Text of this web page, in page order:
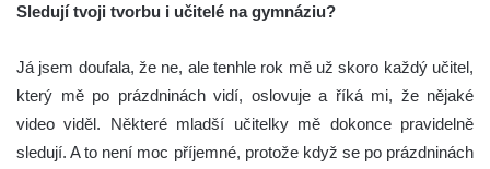
Sledují tvoji tvorbu i učitelé na gymnáziu?
Já jsem doufala, že ne, ale tenhle rok mě už skoro každý učitel,
který mě po prázdninách vidí, oslovuje a říká mi, že nějaké
video viděl. Některé mladší učitelky mě dokonce pravidelně
sledují. A to není moc příjemné, protože když se po prázdninách